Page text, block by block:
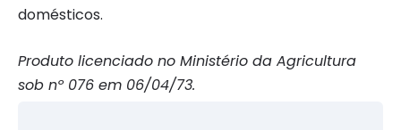
domésticos.
Produto licenciado no Ministério da Agricultura
sob nº 076 em 06/04/73.